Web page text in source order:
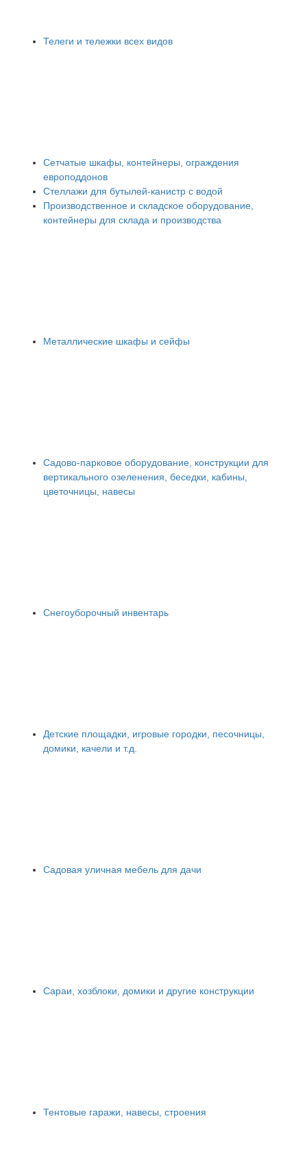
Телеги и тележки всех видов
Сетчатые шкафы, контейнеры, ограждения
европоддонов
Стеллажи для бутылей-канистр с водой
Производственное и складское оборудование,
контейнеры для склада и производства
Металлические шкафы и сейфы
Садово-парковое оборудование, конструкции для
вертикального озеленения, беседки, кабины,
цветочницы, навесы
Снегоуборочный инвентарь
Детские площадки, игровые городки, песочницы,
домики, качели и т.д.
Садовая уличная мебель для дачи
Сараи, хозблоки, домики и другие конструкции
Тентовые гаражи, навесы, строения